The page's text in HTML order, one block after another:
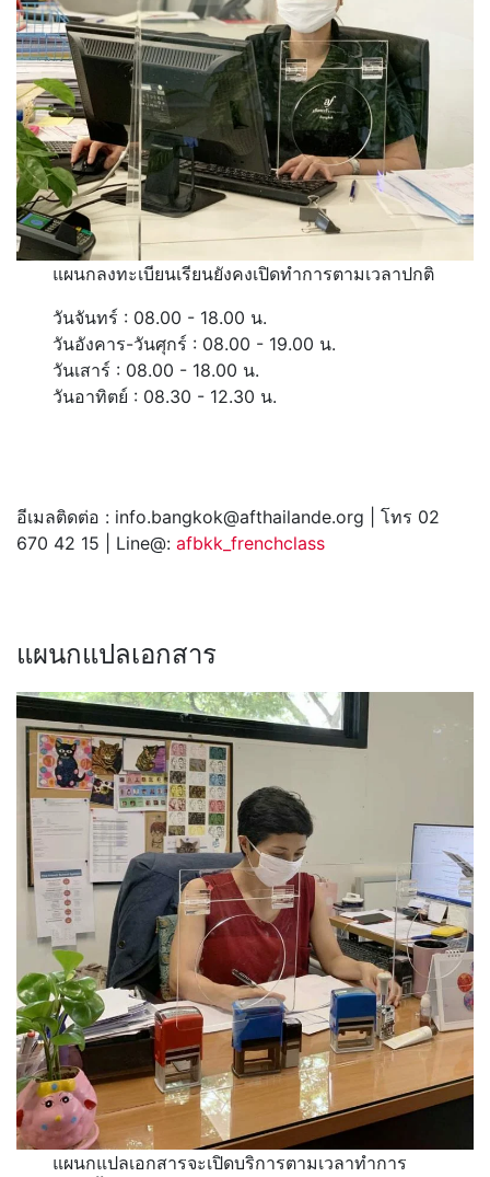
แผนกลงทะเบียนเรียนยังคงเปิดทำการตามเวลาปกติ
วันจันทร์ : 08.00 - 18.00 น.
วันอังคาร-วันศุกร์ : 08.00 - 19.00 น.
วันเสาร์ : 08.00 - 18.00 น.
วันอาทิตย์ : 08.30 - 12.30 น.
อีเมลติดต่อ : info.bangkok@afthailande.org | โทร 02
670 42 15 | Line@: afbkk_frenchclass
แผนกแปลเอกสาร
แผนกแปลเอกสารจะเปิดบริการตามเวลาทำการ